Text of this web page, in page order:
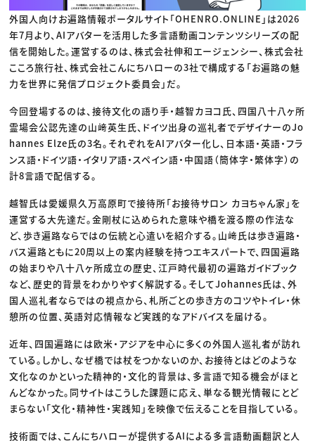
外国人向けお遍路情報ポータルサイト「OHENRO.ONLINE」は2026
年7月より、AIアバターを活用した多言語動画コンテンツシリーズの配
信を開始した。運営するのは、株式会社伸和エージェンシー、株式会社
こころ旅行社、株式会社こんにちハローの3社で構成する「お遍路の魅
力を世界に発信プロジェクト委員会」だ。
今回登場するのは、接待文化の語り手・越智カヨコ氏、四国八十八ヶ所
霊場会公認先達の山﨑英生氏、ドイツ出身の巡礼者でデザイナーのJo
hannes Elze氏の3名。それぞれをAIアバター化し、日本語・英語・フラ
ンス語・ドイツ語・イタリア語・スペイン語・中国語（簡体字・繁体字）の
計8言語で配信する。
越智氏は愛媛県久万高原町で接待所「お接待サロン カヨちゃん家」を
運営する大先達だ。金剛杖に込められた意味や橋を渡る際の作法な
ど、歩き遍路ならではの伝統と心遣いを紹介する。山﨑氏は歩き遍路・
バス遍路ともに20周以上の案内経験を持つエキスパートで、四国遍路
の始まりや八十八ヶ所成立の歴史、江戸時代最初の遍路ガイドブック
など、歴史的背景をわかりやすく解説する。そしてJohannes氏は、外
国人巡礼者ならではの視点から、札所ごとの歩き方のコツやトイレ・休
憩所の位置、英語対応情報など実践的なアドバイスを届ける。
近年、四国遍路には欧米・アジアを中心に多くの外国人巡礼者が訪れ
ている。しかし、なぜ橋では杖をつかないのか、お接待とはどのような
文化なのかといった精神的・文化的背景は、多言語で知る機会がほと
んどなかった。同サイトはこうした課題に応え、単なる観光情報にとど
まらない「文化・精神性・実践知」を映像で伝えることを目指している。
技術面では、こんにちハローが提供するAIによる多言語動画翻訳と人